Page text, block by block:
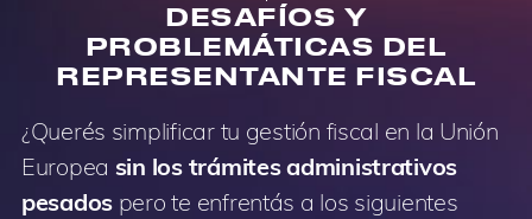
DESAFÍOS Y
PROBLEMÁTICAS DEL
REPRESENTANTE FISCAL
¿Querés simplificar tu gestión fiscal en la Unión
Europea sin los trámites administrativos
pesados pero te enfrentás a los siguientes